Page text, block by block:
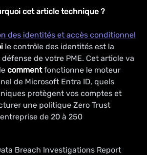
cet article technique ?
des identités et accès conditionnel
le contrôle des identités est la
de votre PME. Cet article va
commentfonctionne le moteur
de Microsoft Entra ID, quels
protègent vos comptes et
une politique Zero Trust
de 20 à 250
Breach Investigations Report